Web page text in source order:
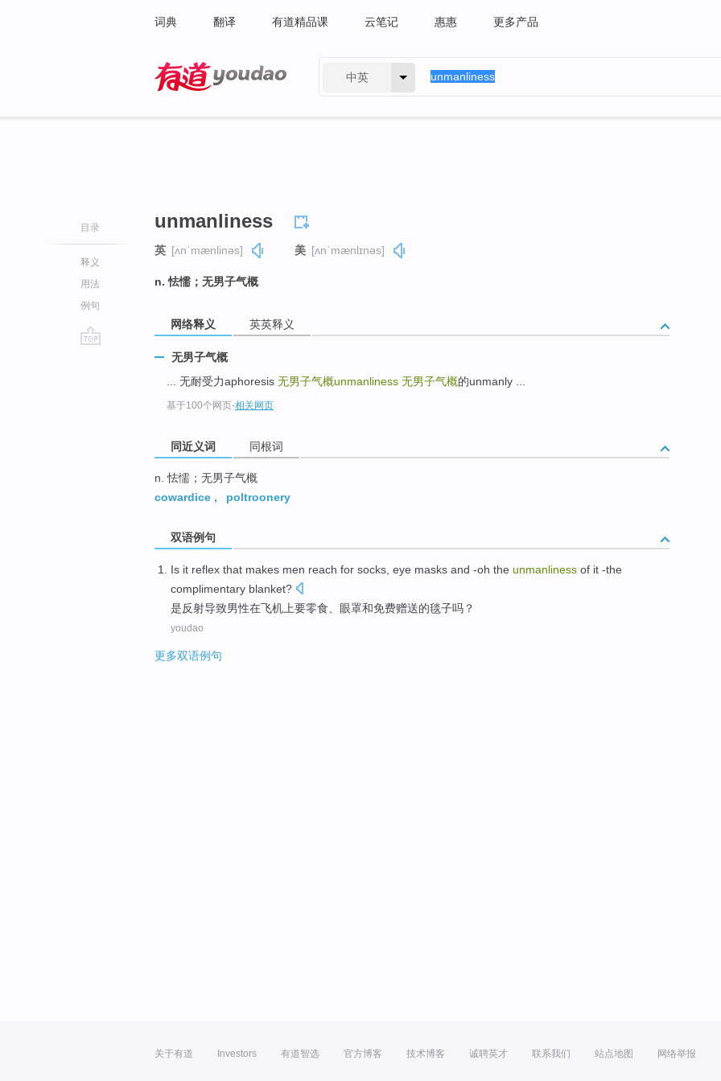
词典 翻译 有道精品课 云笔记 惠惠 更多产品
中英
目录
释义
用法
例句
unmanliness
英 [ʌnˈmænlinəs] 美 [ʌnˈmænlɪnəs]
n. 怯懦；无男子气概
网络释义 英英释义
无男子气概
... 无耐受力aphoresis 无男子气概unmanliness 无男子气概的unmanly ...
基于100个网页-相关网页
同近义词 同根词
n. 怯懦；无男子气概
cowardice , poltroonery
双语例句
Is it reflex that makes men reach for socks , eye masks and -oh the unmanliness of it -the
complimentary blanket?
是反射导致男性在飞机上要零食 眼罩和免费赠送的毯子吗？
youdao
更多双语例句
关于有道 Investors 有道智选 官方博客 技术博客 诚聘英才 联系我们 站点地图 网络举报